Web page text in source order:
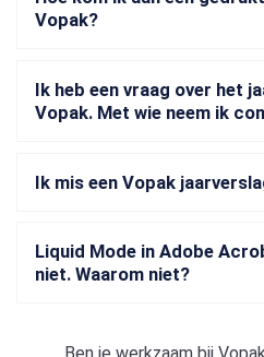
Vopak?
Ik heb een vraag over het
Vopak. Met wie neem ik
Ik mis een Vopak
Liquid Mode in Adobe
niet. Waarom niet?